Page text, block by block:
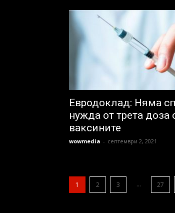
Евродоклад: Няма
нужда от трета доза
ваксините
wowmedia - септември 2, 2021
1 2 3 ... 27